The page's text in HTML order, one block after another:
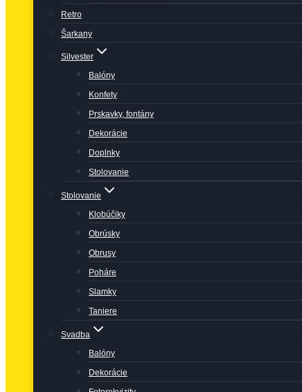
Retro
Šarkany
Silvester
Balóny
Konfety
Prskavky, fontány
Dekorácie
Doplnky
Stolovanie
Stolovanie
Klobúčiky
Obrúsky
Obrusy
Poháre
Slamky
Taniere
Svadba
Balóny
Dekorácie